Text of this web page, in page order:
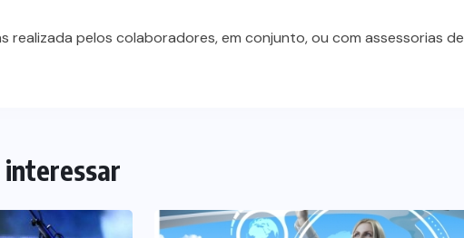
realizada pelos colaboradores, em conjunto, ou com assessorias de
interessar